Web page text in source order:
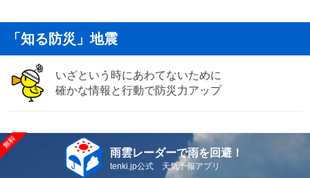
「知る防災」地震
いざという時にあわてないために
確かな情報と行動で防災力アップ
雨雲レーダーで雨を回避！
tenki.jp公式 天気予報アプリ